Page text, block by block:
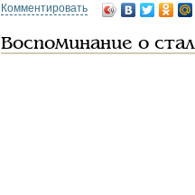
Комментировать
Воспоминание о